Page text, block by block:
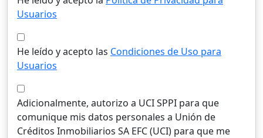
Usuarios
He leído y acepto las Condiciones de Uso para
Usuarios
Adicionalmente, autorizo a UCI SPPI para que
comunique mis datos personales a Unión de
Créditos Inmobiliarios SA EFC (UCI) para que me